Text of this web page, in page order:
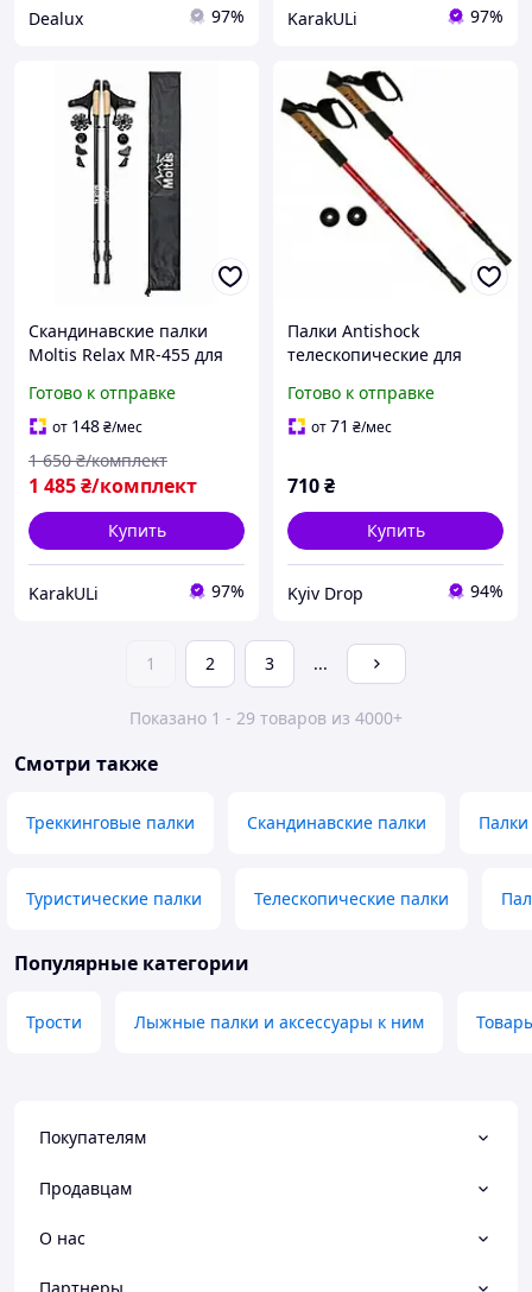
Dealux 97% KarakULi 97%
Скандинавские палки
Moltis Relax MR-455 для
с чехлом и сменными
наконечниками 10028
Готово к отправке
от 148₴/мес
1 485₴/комплект
1 650 ₴/комплект
Купить
KarakULi 97%
Палки Antishock
телескопические для
ходьбы+треккинг (пара)
красные
Готово к отправке
от71 ₴/мес
710₴
Купить
Kyiv Drop 94%
1 2 3 ...
Показано 1 - 29 товаров из 4000+
Смотри также
Треккинговые палки Скандинавские палки Палки
Туристические палки Телескопические палки
Популярные категории
Трости Лыжные палки и аксессуары к ним
Покупателям
Продавцам
О нас